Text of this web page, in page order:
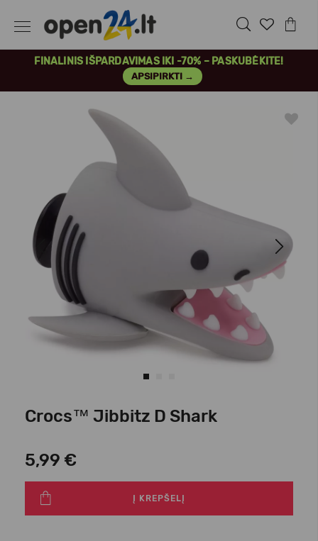
FINALINIS IŠPARDAVIMAS IKI -70% – PASKUBĖKITE!
APSIPIRKTI →
Previous Next
Crocs™ Jibbitz D Shark
5,99 €
Į KREPŠELĮ